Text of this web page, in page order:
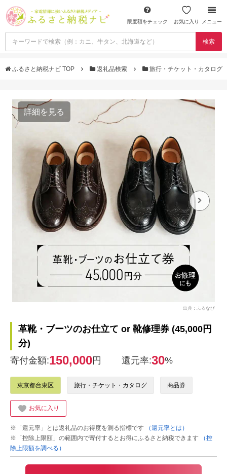
限度額をチェック お気に入り メニュー
検索
ふるさと納税ナビ TOP 返礼品検索 旅行・チケット・カタログ
詳細を見る
出典：ふるなび
革靴・ブーツのお仕立て or 靴修理券 (45,000円
分)
寄付金額:150,000円 還元率:30%
東京都台東区 旅行・チケット・カタログ 商品券
お気に入り
※「還元率」とは返礼品のお得度を測る指標です
（還元率とは）
※「控除上限額」の範囲内で寄付するとお得にふるさと納税できます
（控
除上限額を調べる）